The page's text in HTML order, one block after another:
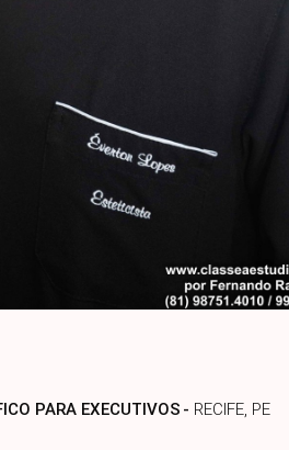
PARA EXECUTIVOS RECIFE, PE